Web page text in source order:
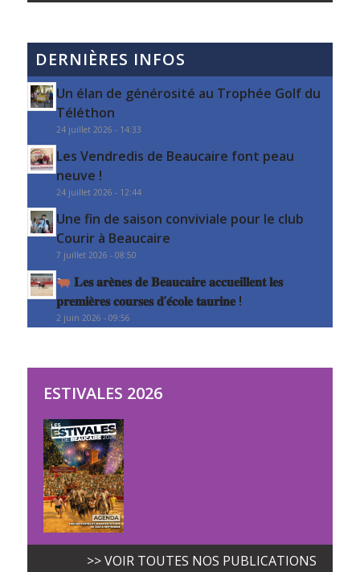
DERNIÈRES INFOS
Un élan de générosité au Trophée Golf du
Téléthon
24 juillet 2026 - 14:33
Les Vendredis de Beaucaire font peau
neuve !
24 juillet 2026 - 12:44
Une fin de saison conviviale pour le club
Courir à Beaucaire
7 juillet 2026 - 08:50
𝐋𝐞𝐬 𝐚𝐫𝐞̀𝐧𝐞𝐬 𝐝𝐞 𝐁𝐞𝐚𝐮𝐜𝐚𝐢𝐫𝐞 𝐚𝐜𝐜𝐮𝐞𝐢𝐥𝐥𝐞𝐧𝐭 𝐥𝐞𝐬
𝐩𝐫𝐞𝐦𝐢𝐞̀𝐫𝐞𝐬 𝐜𝐨𝐮𝐫𝐬𝐞𝐬 𝐝’𝐞́𝐜𝐨𝐥𝐞 𝐭𝐚𝐮𝐫𝐢𝐧𝐞 !
2 juin 2026 - 09:56
ESTIVALES 2026
>> VOIR TOUTES NOS PUBLICATIONS